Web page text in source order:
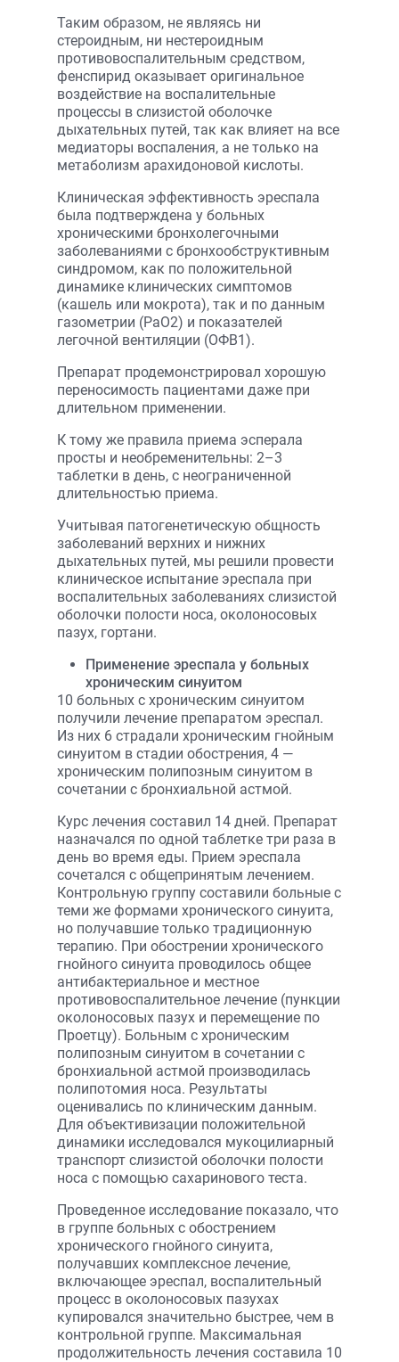
Таким образом, не являясь ни
стероидным, ни нестероидным
противовоспалительным средством,
фенспирид оказывает оригинальное
воздействие на воспалительные
процессы в слизистой оболочке
дыхательных путей, так как влияет на все
медиаторы воспаления, а не только на
метаболизм арахидоновой кислоты.
Клиническая эффективность эреспала
была подтверждена у больных
хроническими бронхолегочными
заболеваниями с бронхообструктивным
синдромом, как по положительной
динамике клинических симптомов
(кашель или мокрота), так и по данным
газометрии (РаО2) и показателей
легочной вентиляции (ОФВ1).
Препарат продемонстрировал хорошую
переносимость пациентами даже при
длительном применении.
К тому же правила приема эсперала
просты и необременительны: 2–3
таблетки в день, с неограниченной
длительностью приема.
Учитывая патогенетическую общность
заболеваний верхних и нижних
дыхательных путей, мы решили провести
клиническое испытание эреспала при
воспалительных заболеваниях слизистой
оболочки полости носа, околоносовых
пазух, гортани.
Применение эреспала у больных
хроническим синуитом
10 больных с хроническим синуитом
получили лечение препаратом эреспал.
Из них 6 страдали хроническим гнойным
синуитом в стадии обострения, 4 —
хроническим полипозным синуитом в
сочетании с бронхиальной астмой.
Курс лечения составил 14 дней. Препарат
назначался по одной таблетке три раза в
день во время еды. Прием эреспала
сочетался с общепринятым лечением.
Контрольную группу составили больные с
теми же формами хронического синуита,
но получавшие только традиционную
терапию. При обострении хронического
гнойного синуита проводилось общее
антибактериальное и местное
противовоспалительное лечение (пункции
околоносовых пазух и перемещение по
Проетцу). Больным с хроническим
полипозным синуитом в сочетании с
бронхиальной астмой производилась
полипотомия носа. Результаты
оценивались по клиническим данным.
Для объективизации положительной
динамики исследовался мукоцилиарный
транспорт слизистой оболочки полости
носа с помощью сахаринового теста.
Проведенное исследование показало, что
в группе больных с обострением
хронического гнойного синуита,
получавших комплексное лечение,
включающее эреспал, воспалительный
процесс в околоносовых пазухах
купировался значительно быстрее, чем в
контрольной группе. Максимальная
продолжительность лечения составила 10